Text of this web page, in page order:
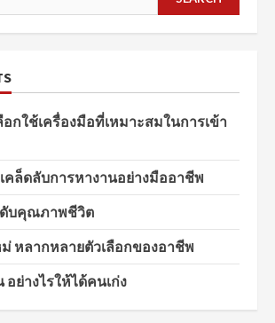
อกใช้เครื่องมือที่เหมาะสมในการเข้า
ล็ดลับการหางานอย่างมืออาชีพ
ดับคุณภาพชีวิต
ม่ หลากหลายตัวเลือกของอาชีพ
อย่างไรให้ได้คนเก่ง